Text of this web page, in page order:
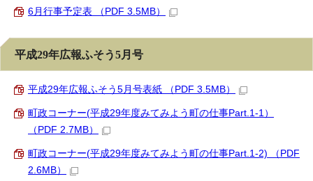
6月行事予定表 （PDF 3.5MB）
平成29年広報ふそう5月号
平成29年広報ふそう5月号表紙 （PDF 3.5MB）
町政コーナー(平成29年度みてみよう町の仕事Part.1-1）
（PDF 2.7MB）
町政コーナー(平成29年度みてみよう町の仕事Part.1-2) （PDF
2.6MB）